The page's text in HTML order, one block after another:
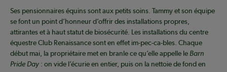
Ses pensionnaires équins sont aux petits soins. Tammy et son équipe
se font un point d’honneur d’offrir des installations propres,
attirantes et à haut statut de biosécurité. Les installations du centre
équestre Club Renaissance sont en effet im-pec-ca-bles. Chaque
début mai, la propriétaire met en branle ce qu’elle appelle le Barn
Pride Day : on vide l’écurie en entier, puis on la nettoie de fond en